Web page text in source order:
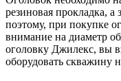
резиновая прокладка, а
поэтому, при покупке
внимание на диаметр
оголовку Джилекс, вы
оборудовать скважину